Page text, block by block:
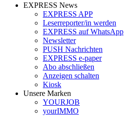
EXPRESS News
EXPRESS APP
Leserreporter/in werden
EXPRESS auf WhatsApp
Newsletter
PUSH Nachrichten
EXPRESS e-paper
Abo abschließen
Anzeigen schalten
Kiosk
Unsere Marken
YOURJOB
yourIMMO